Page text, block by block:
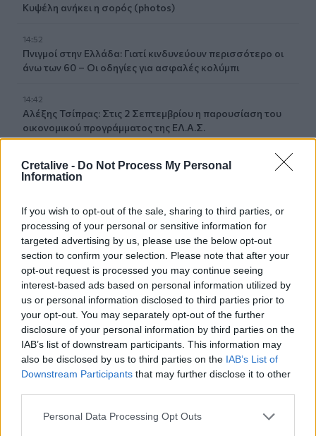
Cretalive - Do Not Process My Personal
Information
If you wish to opt-out of the sale, sharing to third parties, or
processing of your personal or sensitive information for
targeted advertising by us, please use the below opt-out
section to confirm your selection. Please note that after your
opt-out request is processed you may continue seeing
interest-based ads based on personal information utilized by
us or personal information disclosed to third parties prior to
your opt-out. You may separately opt-out of the further
disclosure of your personal information by third parties on the
IAB’s list of downstream participants. This information may
also be disclosed by us to third parties on the IAB’s List of
Downstream Participants that may further disclose it to other
Personal Data Processing Opt Outs
Κυψέλη ανήκει η σορός (photos)
14:52
Πνιγμοί στην Ελλάδα: Γιατί κινδυνεύουν περισσότερο οι
άνω των 60 – Οι οδηγίες για ασφαλές κολύμπι
14:42
Αλέξης Τσίπρας: Στις 2 Σεπτεμβρίου η παρουσίαση του
οικονομικού προγράμματος της ΕΛ.Α.Σ.
14:37
ΟΦΗ: Η τρίτη φανέλα για τη νέα σεζόν - «Το πορτοκαλί
14:34
Χαμός με τον Μπρούκλιν Μπέκαμ που έβρασε ζυμαρικά
με θαλασσινό νερό (video)
14:26
Καλοκαίρι και αλλεργίες: Πότε απαιτείται προσοχή και
ποια συμπτώματα δεν πρέπει να αγνοούμε
14:23
ΟΦΗ: Φουλάρει για sold out στο Σούπερ Καπ με την ΑΕΚ!
ΠΕΡΙΣΣΟΤΕΡΑ